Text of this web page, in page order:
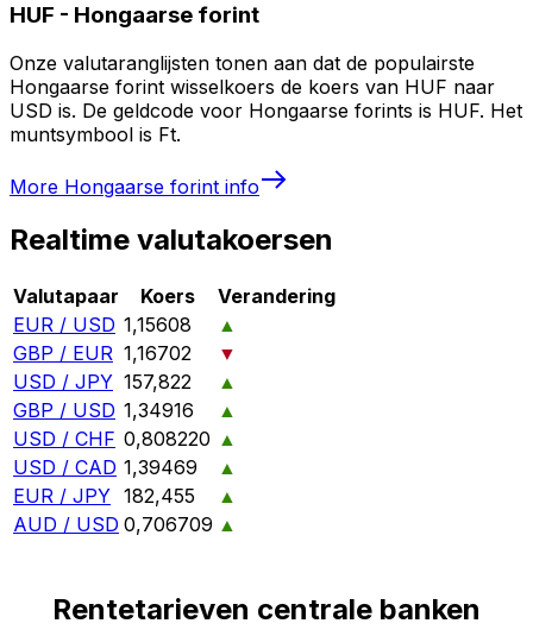
HUF - Hongaarse forint
Onze valutaranglijsten tonen aan dat de populairste
Hongaarse forint wisselkoers de koers van HUF naar
USD is. De geldcode voor Hongaarse forints is HUF. Het
muntsymbool is Ft.
More Hongaarse forint info
Realtime valutakoersen
Valutapaar Koers
Verandering
EUR / USD 1,15608
▲
GBP / EUR 1,16702
▼
USD / JPY 157,822
▲
GBP / USD 1,34916
▲
USD / CHF 0,808220 ▲
USD / CAD 1,39469
▲
EUR / JPY 182,455
▲
AUD / USD 0,706709 ▲
Rentetarieven centrale banken